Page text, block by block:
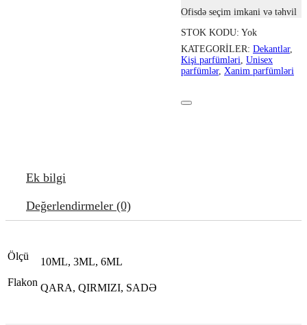
Ofisdə seçim imkani və təhvil
STOK KODU: Yok
KATEGORILER: Dekantlar,
Kişi parfümləri Unisex
parfümlər, Xanim parfümləri
Ek bilgi
Değerlendirmeler (0)
Ölçü
10ML, 3ML, 6ML
Flakon QARA, QIRMIZI, SADƏ